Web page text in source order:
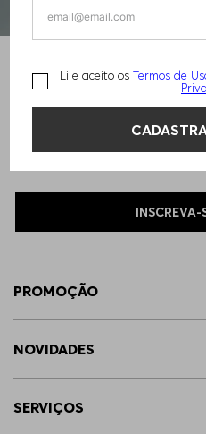
Li e aceito os Termos de
HUGO
sobre novos produtos,
INSCREVA-
PROMOÇÃO
NOVIDADES
SERVIÇOS